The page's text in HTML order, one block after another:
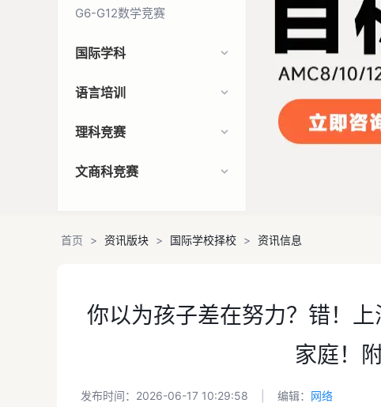
G6-G12数学竞赛
国际学科
语言培训
理科竞赛
文商科竞赛
首页 > 资讯版块 > 国际学校择校 > 资讯信息
你以为孩子差在努力？错！
家庭！
发布时间：2026-06-17 10:29:58 编辑： 网络